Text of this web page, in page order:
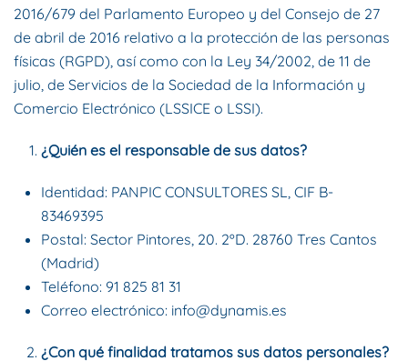
2016/679 del Parlamento Europeo y del Consejo de 27
de abril de 2016 relativo a la protección de las personas
físicas (RGPD), así como con la Ley 34/2002, de 11 de
julio, de Servicios de la Sociedad de la Información y
Comercio Electrónico (LSSICE o LSSI).
¿Quién es el responsable de sus datos?
Identidad: PANPIC CONSULTORES SL, CIF B-
83469395
Postal: Sector Pintores, 20. 2ºD. 28760 Tres Cantos
(Madrid)
Teléfono: 91 825 81 31
Correo electrónico: info@dynamis.es
¿Con qué finalidad tratamos sus datos personales?